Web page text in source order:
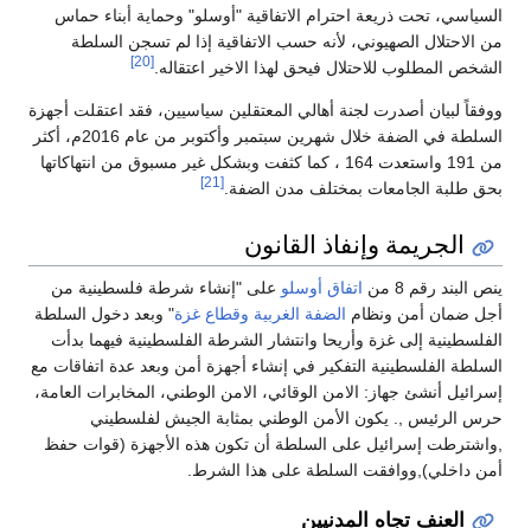
السياسي، تحت ذريعة احترام الاتفاقية "أوسلو" وحماية أبناء حماس
من الاحتلال الصهيوني، لأنه حسب الاتفاقية إذا لم تسجن السلطة
الشخص المطلوب للاحتلال فيحق لهذا الاخير اعتقاله. [20]
ووفقاً لبيان أصدرت لجنة أهالي المعتقلين سياسيين، فقد اعتقلت أجهزة
السلطة في الضفة خلال شهرين سبتمبر وأكتوبر من عام 2016م، أكثر
من 191 واستعدت 164 ، كما كثفت وبشكل غير مسبوق من انتهاكاتها
بحق طلبة الجامعات بمختلف مدن الضفة. [21]
الجريمة وإنفاذ القانون
ينص البند رقم 8 من اتفاق أوسلو على "إنشاء شرطة فلسطينية من
أجل ضمان أمن ونظام الضفة الغربية وقطاع غزة" وبعد دخول السلطة
الفلسطينية إلى غزة وأريحا وانتشار الشرطة الفلسطينية فيهما بدأت
السلطة الفلسطينية التفكير في إنشاء أجهزة أمن وبعد عدة اتفاقات مع
إسرائيل أنشئ جهاز: الامن الوقائي، الامن الوطني، المخابرات العامة،
حرس الرئيس ,. يكون الأمن الوطني بمثابة الجيش لفلسطيني
,واشترطت إسرائيل على السلطة أن تكون هذه الأجهزة (قوات حفظ
أمن داخلي),ووافقت السلطة على هذا الشرط.
العنف تجاه المدنيين